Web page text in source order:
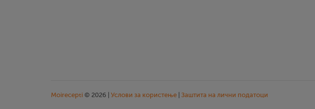
Moirecepti © 2026 | Услови за користење Заштита на лични податоци